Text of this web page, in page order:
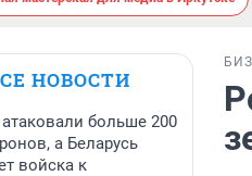
НОВОСТИ
больше 200
а Беларусь
войска к